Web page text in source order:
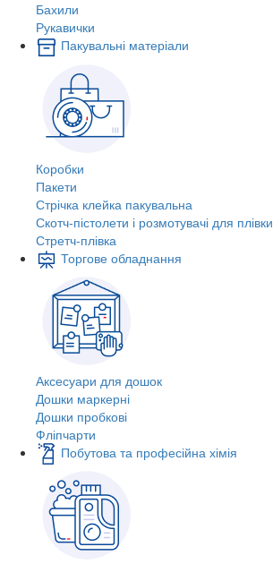
Бахили
Рукавички
Пакувальні матеріали
Коробки
Пакети
Стрічка клейка пакувальна
Скотч-пістолети і розмотувачі для плівки
Стретч-плівка
Торгове обладнання
Аксесуари для дошок
Дошки маркерні
Дошки пробкові
Фліпчарти
Побутова та професійна хімія